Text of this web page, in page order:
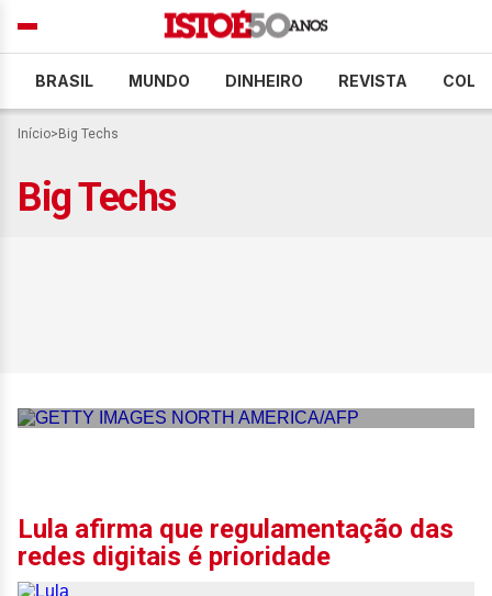
BRASIL MUNDO DINHEIRO REVISTA
Início> Big Techs
Big Techs
Lula afirma que regulamentação das
redes digitais é prioridade